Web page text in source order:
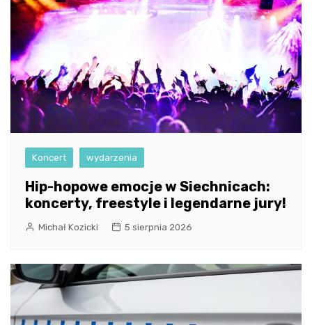
Koncert wydarzenia
Hip-hopowe emocje w Siechnicach:
koncerty, freestyle i legendarne jury!
Michał Kozicki 5 sierpnia 2026